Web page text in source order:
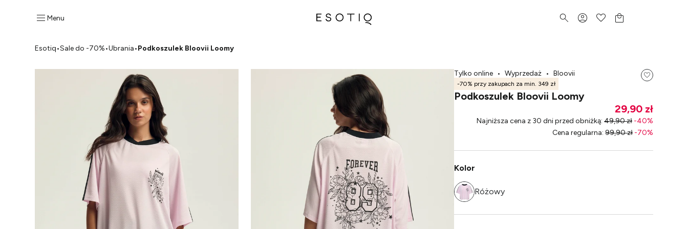
Menu
Esotiq•Sale do -70%•Ubrania•Podkoszulek Bloovii Loomy
Tylko online • Wyprzedaż • Bloovii
-70% przy zakupach za min. 349 zł
Podkoszulek Bloovii Loomy
29,90 zł
Najniższa cena z 30 dni przed obniżką: 49,90 zł -40%
Cena regularna: 99,90 zł -70%
Kolor
Różowy